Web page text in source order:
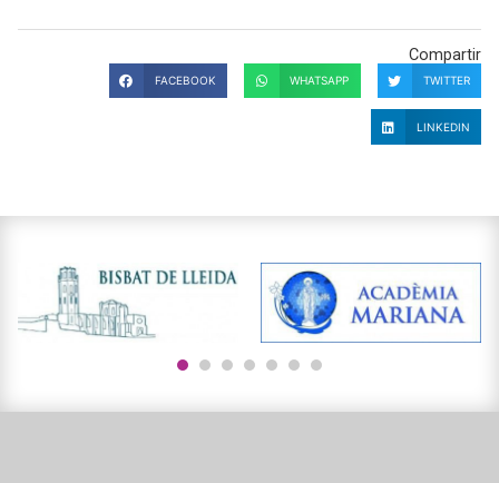
Compartir
FACEBOOK WHATSAPP TWITTER
LINKEDIN